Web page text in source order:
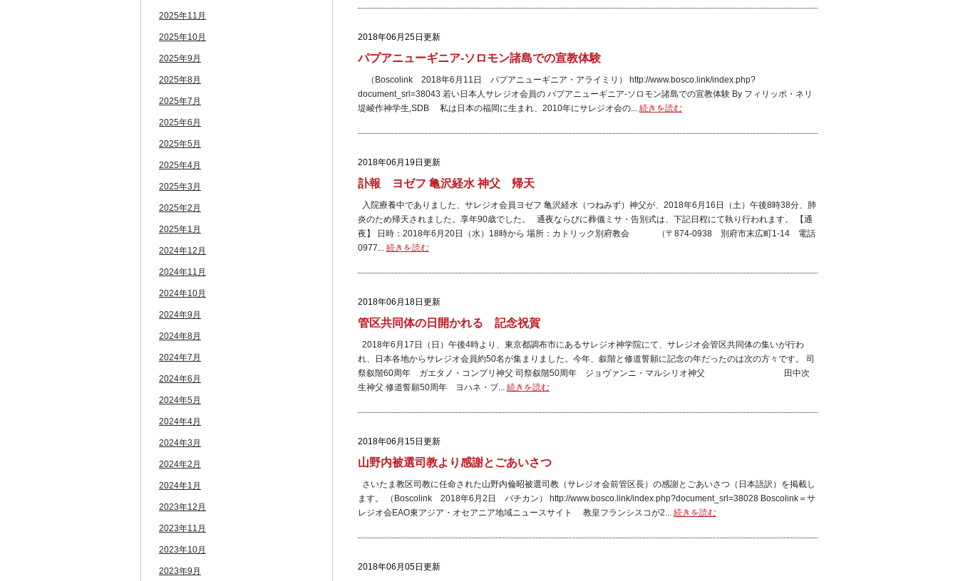
2025年11月
2025年10月
2025年9月
2025年8月
2025年7月
2025年6月
2025年5月
2025年4月
2025年3月
2025年2月
2025年1月
2024年12月
2024年11月
2024年10月
2024年9月
2024年8月
2024年7月
2024年6月
2024年5月
2024年4月
2024年3月
2024年2月
2024年1月
2023年12月
2023年11月
2023年10月
2023年9月
2018年06月25日更新
パプアニューギニア-ソロモン諸島での宣教体験
（Boscolink 2018年6月11日 パプアニューギニア・アライミリ） http://www.bosco.link/index.php?
document_srl=38043 若い日本人サレジオ会員の パプアニューギニア-ソロモン諸島での宣教体験 By フィリッポ・ネリ
堤崚作神学生,SDB 私は日本の福岡に生まれ、2010年にサレジオ会の... 続きを読む
2018年06月19日更新
訃報 ヨゼフ 亀沢経水 神父 帰天
入院療養中でありました、サレジオ会員ヨゼフ 亀沢経水（つねみず）神父が、2018年6月16日（土）午後8時38分、肺
炎のため帰天されました。享年90歳でした。 通夜ならびに葬儀ミサ・告別式は、下記日程にて執り行われます。 【通
夜】 日時：2018年6月20日（水）18時から 場所：カトリック別府教会 （〒874-0938 別府市末広町1-14 電話
0977... 続きを読む
2018年06月18日更新
管区共同体の日開かれる 記念祝賀
2018年6月17日（日）午後4時より、東京都調布市にあるサレジオ神学院にて、サレジオ会管区共同体の集いが行わ
れ、日本各地からサレジオ会員約50名が集まりました。今年、叙階と修道誓願に記念の年だったのは次の方々です。 司
祭叙階60周年 ガエタノ・コンプリ神父 司祭叙階50周年 ジョヴァンニ・マルシリオ神父 田中次
生神父 修道誓願50周年 ヨハネ・ブ... 続きを読む
2018年06月15日更新
山野内被選司教より感謝とごあいさつ
さいたま教区司教に任命された山野内倫昭被選司教（サレジオ会前管区長）の感謝とごあいさつ（日本語訳）を掲載し
ます。 （Boscolink 2018年6月2日 バチカン） http://www.bosco.link/index.php?document_srl=38028 Boscolink＝サ
レジオ会EAO東アジア・オセアニア地域ニュースサイト 教皇フランシスコが2... 続きを読む
2018年06月05日更新